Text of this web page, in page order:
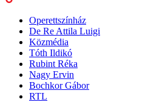
Operettszínház
De Re Attila Luigi
Közmédia
Tóth Ildikó
Rubint Réka
Nagy Ervin
Bochkor Gábor
RTL